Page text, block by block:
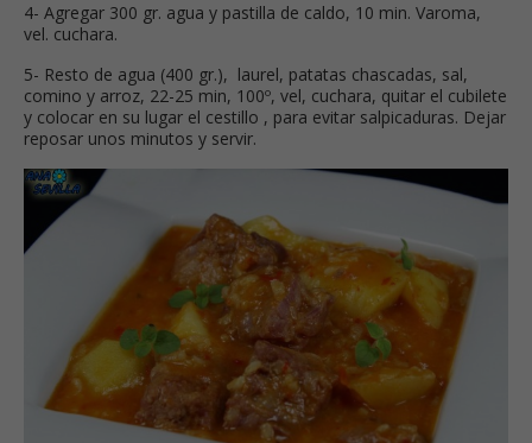
4- Agregar 300 gr. agua y pastilla de caldo, 10 min. Varoma,
vel. cuchara.
5- Resto de agua (400 gr.), laurel, patatas chascadas, sal,
comino y arroz, 22-25 min, 100º, vel, cuchara, quitar el cubilete
y colocar en su lugar el cestillo , para evitar salpicaduras. Dejar
reposar unos minutos y servir.